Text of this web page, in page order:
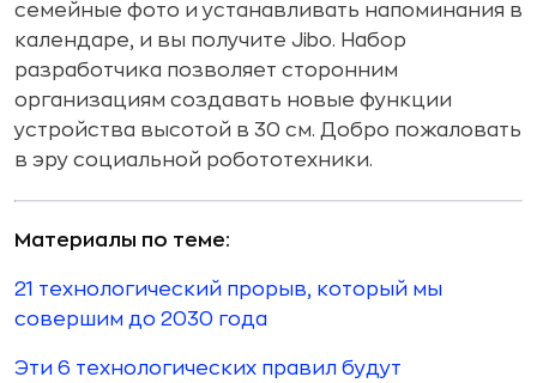
семейные фото и устанавливать напоминания в
календаре, и вы получите Jibo. Набор
разработчика позволяет сторонним
организациям создавать новые функции
устройства высотой в 30 см. Добро пожаловать
в эру социальной робототехники.
Материалы по теме:
21 технологический прорыв, который мы
совершим до 2030 года
Эти 6 технологических правил будут